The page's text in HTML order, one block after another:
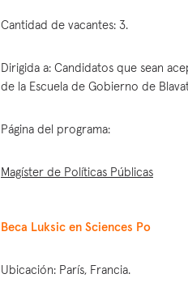
Cantidad de vacantes: 3.
Dirigida a: Candidatos que sean
de la Escuela de Gobierno de
Página del programa:
Magíster de Políticas Públicas
Beca Luksic en Sciences Po
Ubicación: París, Francia.